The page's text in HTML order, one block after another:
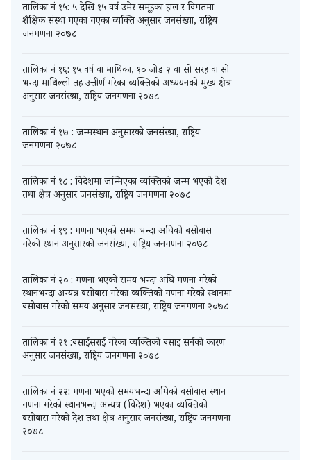
तालिका नं १५: ५ देखि १५ वर्ष उमेर समूहका हाल र विगतमा
शैक्षिक संस्था गएका गएका व्यक्ति अनुसार जनसंख्या, राष्ट्रिय
जनगणना २०७८
तालिका नं १६: १५ वर्ष वा माथिका, १० जोड २ वा सो सरह वा सो
भन्दा माथिल्लो तह उत्तीर्ण गरेका व्यक्तिको अध्ययनको मुख्य क्षेत्र
अनुसार जनसंख्या, राष्ट्रिय जनगणना २०७८
तालिका नं १७ : जन्मस्थान अनुसारको जनसंख्या, राष्ट्रिय
जनगणना २०७८
तालिका नं १८ : विदेशमा जन्मिएका व्यक्तिको जन्म भएको देश
तथा क्षेत्र अनुसार जनसंख्या, राष्ट्रिय जनगणना २०७८
तालिका नं १९ : गणना भएको समय भन्दा अघिको बसोबास
गरेको स्थान अनुसारको जनसंख्या, राष्ट्रिय जनगणना २०७८
तालिका नं २० : गणना भएको समय भन्दा अघि गणना गरेको
स्थानभन्दा अन्यत्र बसोबास गरेका व्यक्तिको गणना गरेको स्थानमा
बसोबास गरेको समय अनुसार जनसंख्या, राष्ट्रिय जनगणना २०७८
तालिका नं २१ :बसाईसराई गरेका व्यक्तिको बसाइ सर्नको कारण
अनुसार जनसंख्या, राष्ट्रिय जनगणना २०७८
तालिका नं २२: गणना भएको समयभन्दा अघिको बसोबास स्थान
गणना गरेको स्थानभन्दा अन्यत्र (विदेश) भएका व्यक्तिको
बसोबास गरेको देश तथा क्षेत्र अनुसार जनसंख्या, राष्ट्रिय जनगणना
२०७८